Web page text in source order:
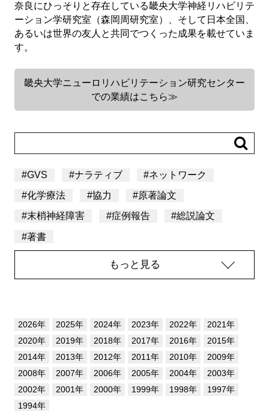
奈良にひっそりと存在している畿央大学神経リハビリテ
ーション学研究室（森岡周研究室）、そして日本全国、
あるいは世界の友人と共同でつくった成果を載せていま
す。
畿央大学ニューロリハビリテーション研究センター
での業績はこちら≫
#GVS #ナラティブ #ネットワーク
#化学療法 #協力 #原著論文
#末梢神経障害 #症例報告 #総説論文
#著書
もっと見る
2026年 2025年 2024年 2023年 2022年
2021年
2020年
2019年 2018年 2017年 2016年
2015年
2014年
2013年 2012年 2011年 2010年
2009年
2008年
2007年 2006年 2005年 2004年
2003年
2002年
2001年 2000年 1999年 1998年
1997年
1994年